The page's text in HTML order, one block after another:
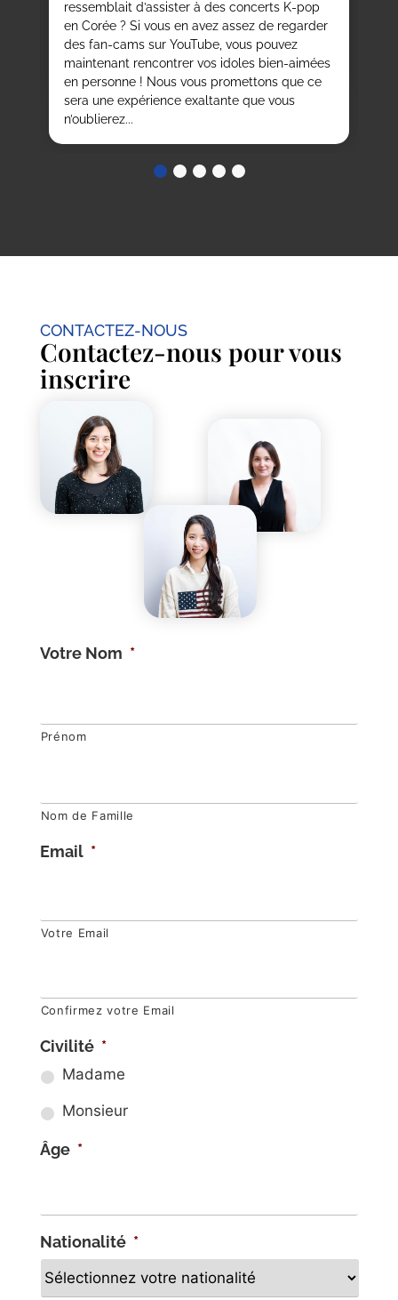
ressemblait d’assister à des concerts K-pop
en Corée ? Si vous en avez assez de regarder
des fan-cams sur YouTube, vous pouvez
maintenant rencontrer vos idoles bien-aimées
en personne ! Nous vous promettons que ce
sera une expérience exaltante que vous
n’oublierez...
CONTACTEZ-NOUS
Contactez-nous pour vous
inscrire
Votre Nom *
Prénom
Nom de Famille
Email *
Votre Email
Confirmez votre Email
Civilité *
Madame
Monsieur
Âge *
Nationalité *